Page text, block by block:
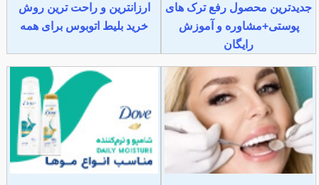
جدیدترین محصول رفع ترک های
پوستی+مشاوره و آموزش
رایگان
ارزانترین و راحت ترین روش
خرید بلیط اتوبوس برای همه